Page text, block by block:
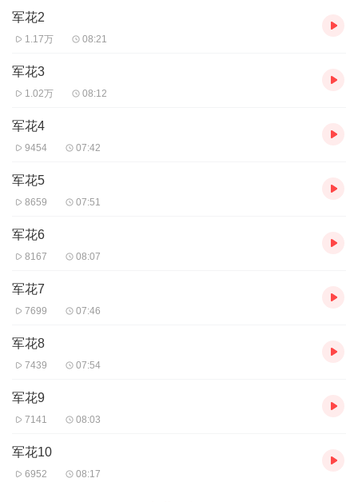
军花2
1.17万 08:21
军花3
1.02万 08:12
军花4
9454 07:42
军花5
8659 07:51
军花6
8167 08:07
军花7
7699 07:46
军花8
7439 07:54
军花9
7141 08:03
军花10
6952 08:17